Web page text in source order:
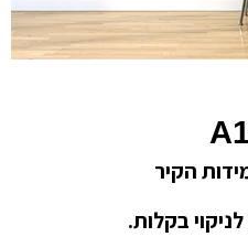
הקיר
בקלות.